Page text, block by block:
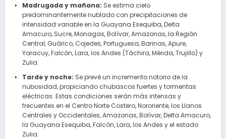
Madrugada y mañana: Se estima cielo
predominantemente nublado con precipitaciones de
intensidad variable en la Guayana Esequiba, Delta
Amacuro, Sucre, Monagas, Bolívar, Amazonas, la Región
Central, Guárico, Cojedes, Portuguesa, Barinas, Apure,
Yaracuy, Falcón, Lara, los Andes (Táchira, Mérida, Trujillo) y
Zulia.
Tarde y noche: Se prevé un incremento notorio de la
nubosidad, propiciando chubascos fuertes y tormentas
eléctricas. Estas condiciones serán más intensas y
frecuentes en el Centro Norte Costero, Nororiente, los Llanos
Centrales y Occidentales, Amazonas, Bolívar, Delta Amacuro,
la Guayana Esequiba, Falcón, Lara, los Andes y el estado
Zulia.